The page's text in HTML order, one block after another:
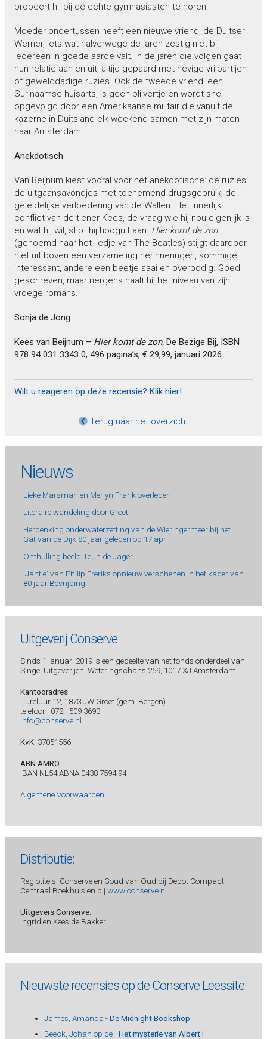
probeert hij bij de echte gymnasiasten te horen.
Moeder ondertussen heeft een nieuwe vriend, de Duitser
Werner, iets wat halverwege de jaren zestig niet bij
iedereen in goede aarde valt. In de jaren die volgen gaat
hun relatie aan en uit, altijd gepaard met hevige vrijpartijen
of gewelddadige ruzies. Ook de tweede vriend, een
Surinaamse huisarts, is geen blijvertje en wordt snel
opgevolgd door een Amerikaanse militair die vanuit de
kazerne in Duitsland elk weekend samen met zijn maten
naar Amsterdam.
Anekdotisch
Van Beijnum kiest vooral voor het anekdotische: de ruzies,
de uitgaansavondjes met toenemend drugsgebruik, de
geleidelijke verloedering van de Wallen. Het innerlijk
conflict van de tiener Kees, de vraag wie hij nou eigenlijk is
en wat hij wil, stipt hij hooguit aan. Hier komt de zon
(genoemd naar het liedje van The Beatles) stijgt daardoor
niet uit boven een verzameling herinneringen, sommige
interessant, andere een beetje saai en overbodig. Goed
geschreven, maar nergens haalt hij het niveau van zijn
vroege romans.
Sonja de Jong
Kees van Beijnum – Hier komt de zon,De Bezige Bij, ISBN
978 94 031 3343 0, 496 pagina’s, € 29,99, januari 2026
Wilt u reageren op deze recensie? Klik hier!
Terug naar het overzicht
Nieuws
Lieke Marsman en Merlyn Frank overleden
Literaire wandeling door Groet
Herdenking onderwaterzetting van de Wieringermeer bij het
Gat van de Dijk 80 jaar geleden op 17 april
Onthulling beeld Teun de Jager
'Jantje' van Philip Freriks opnieuw verschenen in het kader van
80 jaar Bevrijding
Uitgeverij Conserve
Sinds 1 januari 2019 is een gedeelte van het fonds onderdeel van
Singel Uitgeverijen, Weteringschans 259, 1017 XJ Amsterdam.
Kantooradres:
Tureluur 12, 1873 JW Groet (gem. Bergen)
telefoon: 072 - 509 3693
info@conserve.nl
KvK: 37051556
ABN AMRO
IBAN NL54 ABNA 0438 7594 94
Algemene Voorwaarden
Distributie:
Regiotitels: Conserve en Goud van Oud bij Depot Compact
Centraal Boekhuis en bij www.conserve.nl
Uitgevers Conserve:
Ingrid en Kees de Bakker
Nieuwste recensies op de Conserve Leessite:
James, Amanda -De Midnight Bookshop
Beeck, Johan op de -Het mysterie van Albert I